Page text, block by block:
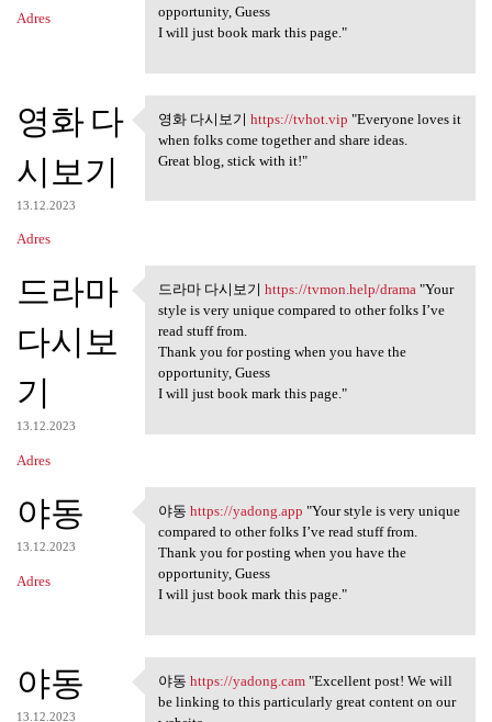
Adres
opportunity, Guess
I will just book mark this page."
영화 다
시보기
13.12.2023
Adres
영화 다시보기 https://tvhot.vip
영화 다시보기 https://tvhot.vip "Everyone loves it
when folks come together and share ideas.
Great blog, stick with it!"
드라마
다시보
기
13.12.2023
Adres
드라마 다시보기 https://tvmon.help
드라마 다시보기 https://tvmon.help/drama"Your
style is very unique compared to other folks I’ve
read stuff from.
Thank you for posting when you have the
opportunity, Guess
I will just book mark this page."
야동
13.12.2023
Adres
야동 https://yadong.app "Your
야동 https://yadong.app "Your style is very unique
compared to other folks I’ve read stuff from.
Thank you for posting when you have the
opportunity, Guess
I will just book mark this page."
야동
13.12.2023
야동 https://yadong.cam
야동 https://yadong.cam"Excellent post! We will
be linking to this particularly great content on our